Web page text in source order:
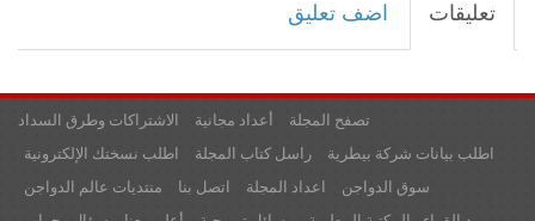
تعليقات اضف تعليق
الاشتراكات وطرق السداد أعداد مجانية
تصفح المجلة
اطلب نسختك الإلكترونية
راسل كتاب المجلة
اطلب بيانات شركة بيطرية
منتديات عالم الدواجن
اتصل بنا اعداد المجلة
سوق الدواجن